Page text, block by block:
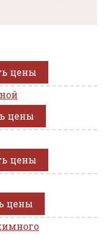
цены
цены
цены
цены